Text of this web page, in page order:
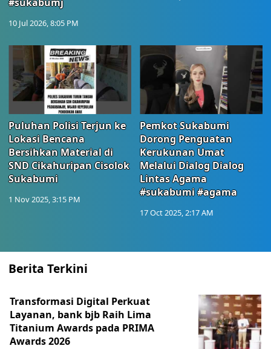
10 Jul 2026, 8:05 PM
Puluhan Polisi Terjun ke
Lokasi Bencana
Bersihkan Material di
SND Cikahuripan Cisolok
Sukabumi
1 Nov 2025, 3:15 PM
Pemkot Sukabumi
Dorong Penguatan
Kerukunan Umat
Melalui Dialog Dialog
Lintas Agama
#sukabumi #agama
17 Oct 2025, 2:17 AM
Berita Terkini
Transformasi Digital Perkuat
Layanan, bank bjb Raih Lima
Titanium Awards pada PRIMA
Awards 2026